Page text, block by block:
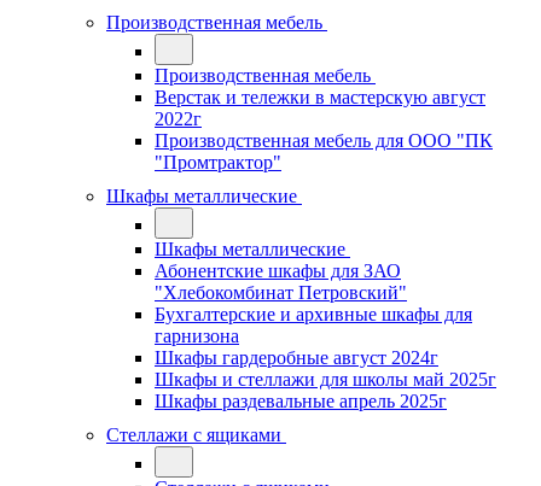
Производственная мебель
Производственная мебель
Верстак и тележки в мастерскую август
2022г
Производственная мебель для ООО "ПК
"Промтрактор"
Шкафы металлические
Шкафы металлические
Абонентские шкафы для ЗАО
"Хлебокомбинат Петровский"
Бухгалтерские и архивные шкафы для
гарнизона
Шкафы гардеробные август 2024г
Шкафы и стеллажи для школы май 2025г
Шкафы раздевальные апрель 2025г
Стеллажи с ящиками